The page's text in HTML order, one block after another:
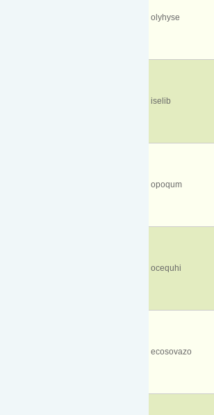
olyhyse
iselib
opoqum
ocequhi
ecosovazo